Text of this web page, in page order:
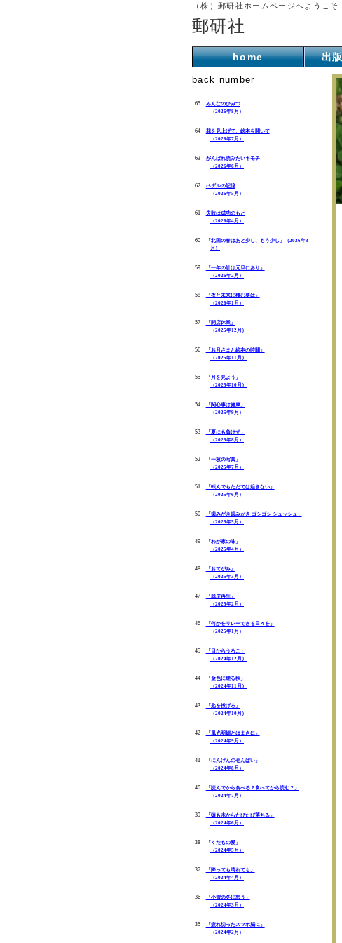
（株）郵研社ホームページへようこそ
郵研社
home 出
back number